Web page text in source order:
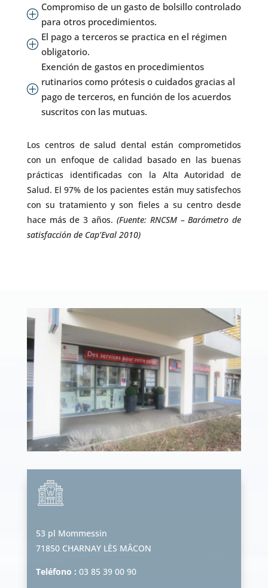
P
Compromiso de un gasto de bolsillo controlado
para otros procedimientos.
P
El pago a terceros se practica en el régimen
obligatorio.
P
Exención de gastos en procedimientos
rutinarios como prótesis o cuidados gracias al
pago de terceros, en función de los acuerdos
suscritos con las mutuas.
Los centros de salud dental están comprometidos
con un enfoque de calidad basado en las buenas
prácticas identificadas con la Alta Autoridad de
Salud. El 97% de los pacientes están muy satisfechos
con su tratamiento y son fieles a su centro desde
hace más de 3 años. (Fuente: RNCSM – Barómetro de
satisfacción de Cap’Eval 2010)
53 pl Mommessin
71850 CHARNAY LÈS MÂCON
Teléfono : 03 85 39 00 90